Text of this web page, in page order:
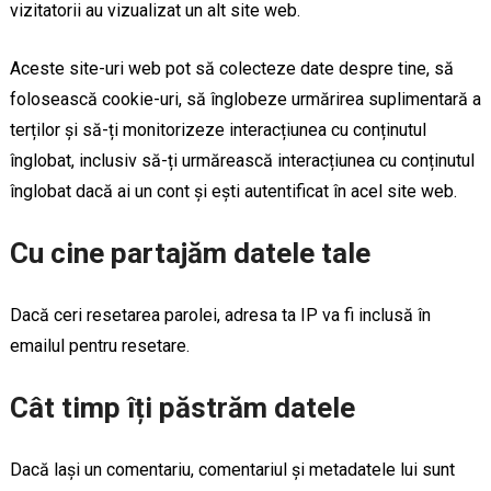
vizitatorii au vizualizat un alt site web.
Aceste site-uri web pot să colecteze date despre tine, să
folosească cookie-uri, să înglobeze urmărirea suplimentară a
terților și să-ți monitorizeze interacțiunea cu conținutul
înglobat, inclusiv să-ți urmărească interacțiunea cu conținutul
înglobat dacă ai un cont și ești autentificat în acel site web.
Cu cine partajăm datele tale
Dacă ceri resetarea parolei, adresa ta IP va fi inclusă în
emailul pentru resetare.
Cât timp îți păstrăm datele
Dacă lași un comentariu, comentariul și metadatele lui sunt